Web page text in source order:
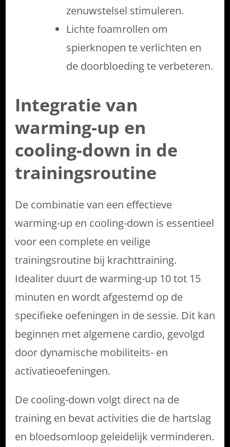
zenuwstelsel stimuleren.
Lichte foamrollen om
spierknopen te verlichten en
de doorbloeding te verbeteren.
Integratie van
warming-up en
cooling-down in de
trainingsroutine
De combinatie van een effectieve
warming-up en cooling-down is essentieel
voor een complete en veilige
trainingsroutine bij krachttraining.
Idealiter duurt de warming-up 10 tot 15
minuten en wordt afgestemd op de
specifieke oefeningen in de sessie. Dit kan
beginnen met algemene cardio, gevolgd
door dynamische mobiliteits- en
activatieoefeningen.
De cooling-down volgt direct na de
training en bevat activities die de hartslag
en bloedsomloop geleidelijk verminderen.